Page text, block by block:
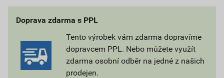
Doprava zdarma s PPL
Tento výrobek vám zdarma dopravíme
dopravcem PPL. Nebo můžete využít
zdarma osobní odběr na jedné z našich
prodejen.